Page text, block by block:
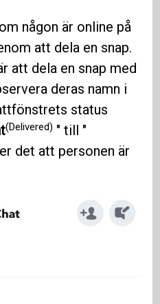
någon är online på
att dela en snap.
att dela en snap med
deras namn i
status
(Delivered) " till "
det att personen är